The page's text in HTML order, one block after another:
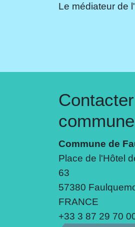
Le médiateur de
commune
Commune de
Place de l'Hôtel
63
57380
FRANCE
+33 3 87 29 70